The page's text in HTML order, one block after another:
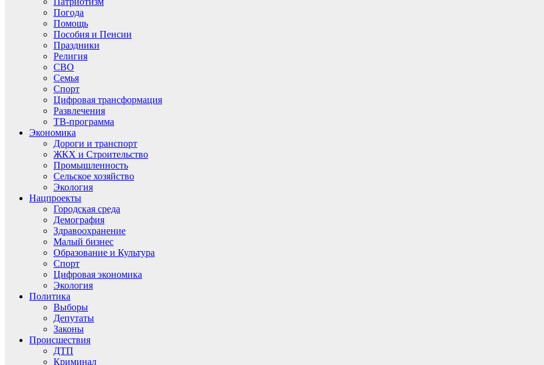
Погода
Помощь
Пособия и Пенсии
Праздники
Религия
СВО
Семья
Спорт
Цифровая трансформация
Развлечения
ТВ-программа
Экономика
Дороги и транспорт
ЖКХ и Строительство
Промышленность
Сельское хозяйство
Экология
Нацпроекты
Городская среда
Демография
Здравоохранение
Малый бизнес
Образование и Культура
Спорт
Цифровая экономика
Экология
Политика
Выборы
Депутаты
Законы
Происшествия
ДТП
Криминал